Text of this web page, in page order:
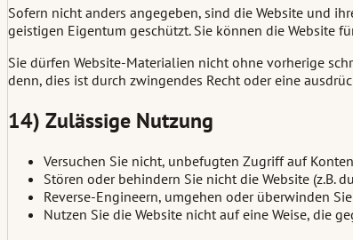
Sofern nicht anders angegeben, sind die Website und
geistigen Eigentum geschützt. Sie können die Website
Sie dürfen Website-Materialien nicht ohne vorherige
denn, dies ist durch zwingendes Recht oder eine
14) Zulässige Nutzung
Versuchen Sie nicht, unbefugten Zugriff auf
Stören oder behindern Sie nicht die Website (z.B.
Reverse-Engineern, umgehen oder überwinden
Nutzen Sie die Website nicht auf eine Weise, die